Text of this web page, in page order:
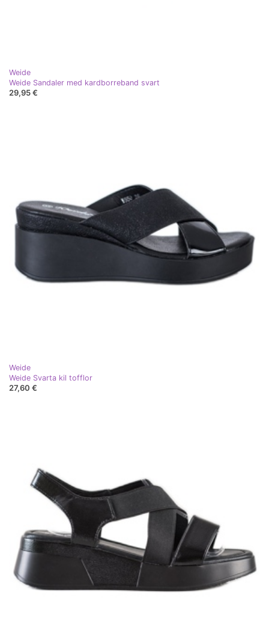
Weide
Weide Sandaler med kardborreband svart
29,95 €
Weide
Weide Svarta kil tofflor
27,60 €